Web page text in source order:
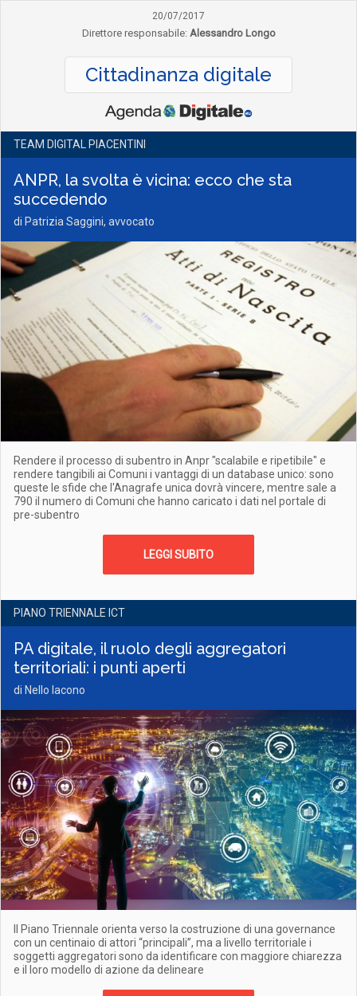
20/07/2017
Direttore responsabile: Alessandro Longo
Cittadinanza digitale
TEAM DIGITAL PIACENTINI
ANPR, la svolta è vicina: ecco che sta
succedendo
di Patrizia Saggini, avvocato
Rendere il processo di subentro in Anpr "scalabile e ripetibile" e
rendere tangibili ai Comuni i vantaggi di un database unico: sono
queste le sfide che l'Anagrafe unica dovrà vincere, mentre sale a
790 il numero di Comuni che hanno caricato i dati nel portale di
pre-subentro
LEGGI SUBITO
PIANO TRIENNALE ICT
PA digitale, il ruolo degli aggregatori
territoriali: i punti aperti
di Nello Iacono
Il Piano Triennale orienta verso la costruzione di una governance
con un centinaio di attori “principali”, ma a livello territoriale i
soggetti aggregatori sono da identificare con maggiore chiarezza
e il loro modello di azione da delineare